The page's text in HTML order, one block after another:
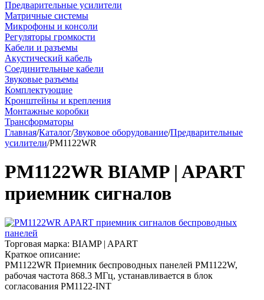
Предварительные усилители
Матричные системы
Микрофоны и консоли
Регуляторы громкости
Кабели и разъемы
Акустический кабель
Соединительные кабели
Звуковые разъемы
Комплектующие
Кронштейны и крепления
Монтажные коробки
Трансформаторы
Главная/Каталог/Звуковое оборудование/Предварительные
усилители/PM1122WR
PM1122WR BIAMP | APART
приемник сигналов
Торговая марка: BIAMP | APART
Краткое описание:
PM1122WR Приемник беспроводных панелей PM1122W,
рабочая частота 868.3 МГц, устанавливается в блок
согласования PM1122-INT